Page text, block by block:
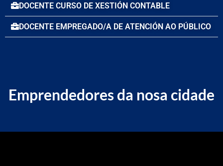
DOCENTE CURSO DE XESTIÓN CONTABLE
DOCENTE EMPREGADO/A DE ATENCIÓN AO PÚBLICO
Emprendedores da nosa cidade